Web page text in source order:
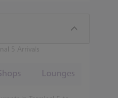
5 Arrivals
Lounges